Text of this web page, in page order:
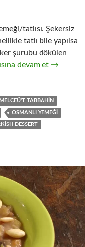
tatlısı. Şekersiz
tatlı bile yapılsa
şurubu dökülen
– SÜTLÜ AŞ –
devam et →
MELCEÜ'T TABBAHIN
OSMANLI YEMEĞI
DESSERT